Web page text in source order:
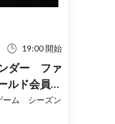
19:00 開始
ダー ファ
ルド会員】
ーム シーズン